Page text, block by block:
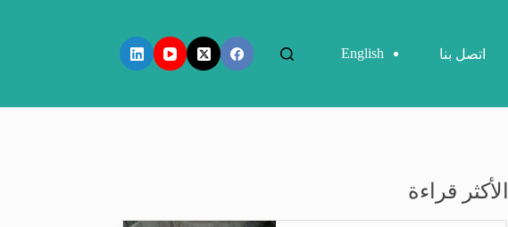
اتصل بنا English
الأكثر قراءة